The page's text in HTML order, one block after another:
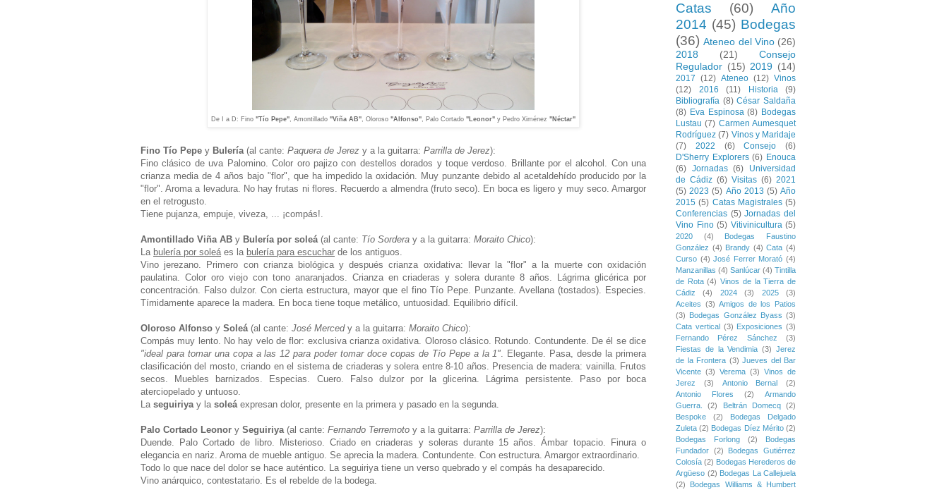
De I a D: Fino "Tío Pepe" , Amontillado "Viña AB" , Oloroso "Alfonso" , Palo Cortado "Leonor" y Pedro Ximénez "Néctar"
Fino Tío Pepe y Bulería(al cante: Paquera de Jerez y a la guitarra: Parrilla de Jerez):
Fino clásico de uva Palomino. Color oro pajizo con destellos dorados y toque verdoso. Brillante por el alcohol. Con una
crianza media de 4 años bajo "flor", que ha impedido la oxidación. Muy punzante debido al acetaldehído producido por la
"flor". Aroma a levadura. No hay frutas ni flores. Recuerdo a almendra (fruto seco). En boca es ligero y muy seco. Amargor
en el retrogusto.
Tiene pujanza, empuje, viveza, ... ¡compás!.
Amontillado Viña AB y Bulería por soleá(al cante: Tío Sordera y a la guitarra: Moraito Chico):
La bulería por soleáes la bulería para escuchar de los antiguos.
Vino jerezano. Primero con crianza biológica y después crianza oxidativa: llevar la "flor" a la muerte con oxidación
paulatina. Color oro viejo con tono anaranjados. Crianza en criaderas y solera durante 8 años. Lágrima glicérica por
concentración. Falso dulzor. Con cierta estructura, mayor que el fino Tío Pepe. Punzante. Avellana (tostados). Especies.
Tímidamente aparece la madera. En boca tiene toque metálico, untuosidad. Equilibrio difícil.
Oloroso Alfonso y Soleá (al cante: José Mercedy a la guitarra: Moraito Chico):
Compás muy lento. No hay velo de flor: exclusiva crianza oxidativa. Oloroso clásico. Rotundo. Contundente. De él se dice
"ideal para tomar una copa a las 12 para poder tomar doce copas de Tío Pepe a la 1". Elegante. Pasa, desde la primera
clasificación del mosto, criando en el sistema de criaderas y solera entre 8-10 años. Presencia de madera: vainilla. Frutos
secos. Muebles barnizados. Especias. Cuero. Falso dulzor por la glicerina. Lágrima persistente. Paso por boca
aterciopelado y untuoso.
La seguiriyay la soleáexpresan dolor, presente en la primera y pasado en la segunda.
Palo Cortado Leonor y Seguiriya(al cante: Fernando Terremoto y a la guitarra: Parrilla de Jerez):
Duende. Palo Cortado de libro. Misterioso. Criado en criaderas y soleras durante 15 años. Ámbar topacio. Finura o
elegancia en nariz. Aroma de mueble antiguo. Se aprecia la madera. Contundente. Con estructura. Amargor extraordinario.
Todo lo que nace del dolor se hace auténtico. La seguiriya tiene un verso quebrado y el compás ha desaparecido.
Vino anárquico, contestatario. Es el rebelde de la bodega.
Catas (60)
Año
2014 (45) Bodegas
(36) Ateneo del Vino (26)
2018
(21)
Consejo
Regulador (15) 2019 (14)
2017 (12) Ateneo (12) Vinos
(12)
2016 (11) Historia
(9)
Bibliografía (8) César Saldaña
(8) Eva Espinosa (8) Bodegas
Lustau (7) Carmen Aumesquet
Rodríguez (7) Vinos y Maridaje
(7)
2022 (6) Consejo
(6)
D'Sherry Explorers (6) Enouca
(6) Jornadas (6)
Universidad
de Cádiz (6) Visitas (6) 2021
(5) 2023 (5) Año 2013 (5) Año
2015 (5) Catas Magistrales (5)
Conferencias (5) Jornadas del
Vino Fino (5) Vitivinicultura (5)
2020 (4)
Bodegas Faustino
González (4) Brandy (4) Cata (4)
Curso (4) José Ferrer Morató (4)
Manzanillas (4) Sanlúcar (4) Tintilla
de Rota (4) Vinos de la Tierra de
Cádiz
(4) 2024 (3) 2025
(3)
Aceites (3) Amigos de los Patios
(3)
Bodegas González Byass (3)
Cata vertical (3) Exposiciones (3)
Fernando Pérez Sánchez
(3)
Fiestas de la Vendimia (3) Jerez
de la Frontera (3) Jueves del Bar
Vicente (3) Verema (3) Vinos de
Jerez
(3) Antonio Bernal
(2)
Antonio Flores
(2)
Armando
Guerra.
(2) Beltrán Domecq
(2)
Bespoke
(2)
Bodegas Delgado
Zuleta (2) Bodegas Díez Mérito (2)
Bodegas Forlong
(2)
Bodegas
Fundador (2)
Bodegas Gutiérrez
Colosía (2) Bodegas Herederos de
Argüeso (2) Bodegas La Callejuela
(2)
Bodegas Williams & Humbert